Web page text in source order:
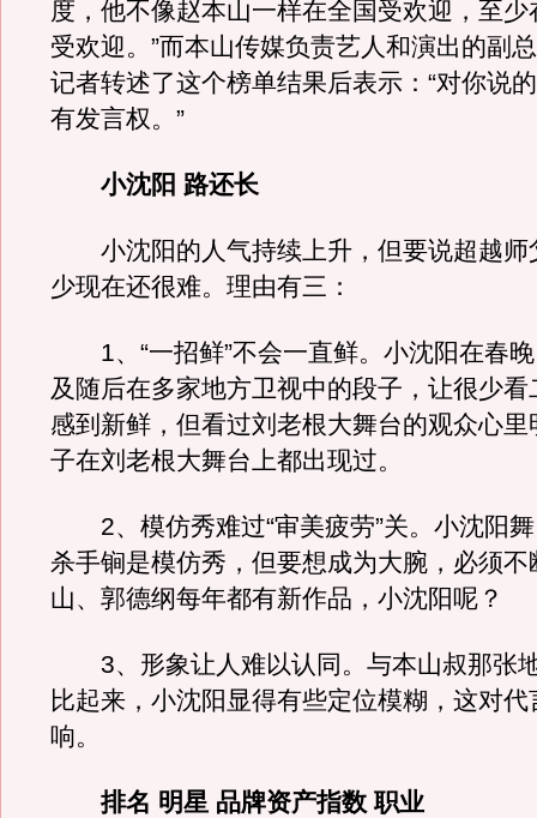
度，他不像赵本山一样在全国受欢迎，至
受欢迎。”而本山传媒负责艺人和演出的副
记者转述了这个榜单结果后表示：“对你说
有发言权。”
小沈阳 路还长
小沈阳的人气持续上升，但要说超越师
少现在还很难。理由有三：
1、“一招鲜”不会一直鲜。小沈阳在春晚
及随后在多家地方卫视中的段子，让很少看
感到新鲜，但看过刘老根大舞台的观众心里
子在刘老根大舞台上都出现过。
2、模仿秀难过“审美疲劳”关。小沈阳舞
杀手锏是模仿秀，但要想成为大腕，必须不
山、郭德纲每年都有新作品，小沈阳呢？
3、形象让人难以认同。与本山叔那张
比起来，小沈阳显得有些定位模糊，这对代
响。
排名 明星 品牌资产指数 职业